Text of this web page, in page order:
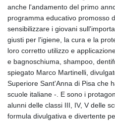
anche l'andamento del primo
programma educativo promosso
sensibilizzare i giovani
giusti per l'igiene, la cura e la
loro corretto utilizzo e
e bagnoschiuma, shampoo,
spiegato Marco Martinelli,
Superiore Sant'Anna di Pisa che
scuole italiane -. E sono i
alunni delle classi III, IV, V delle
formula divulgativa e divertente